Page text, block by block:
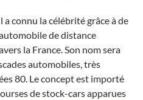
a connu la célébrité grâce à de
de distance
la France. Son nom sera
automobiles, très
80. Le concept est importé
de stock-cars apparues